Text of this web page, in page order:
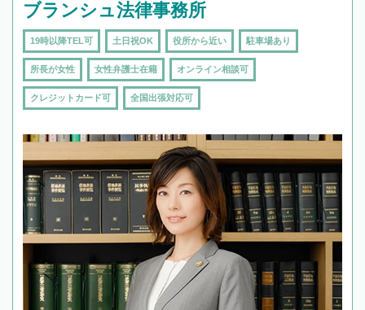
ブランシュ法律事務所
19時以降TEL可 土日祝OK 役所から近い 駐車場あり
所長が女性 女性弁護士在籍 オンライン相談可
クレジットカード可 全国出張対応可